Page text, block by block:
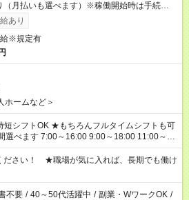
（月払いも選べます）※稼働開始時は手続き完
となります。
あり
※規定有
ホームなど＞
んフルタイムシフトも可
選べます 7:00～16:00 9:00～18:00 11:00～
仕事と合わせ
はご案内できません ※法令に基づき、週20時
保険への加入対象となります ※労働者派遣法
則禁止）により、短時間・短期間の就業はご
があります
ださい！ ★職場が気に入れば、長期でも働け
不要 / 40～50代活躍中 / 副業・WワークOK /